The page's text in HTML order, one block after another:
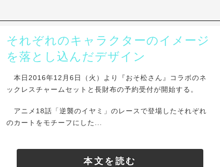
それぞれのキャラクターのイメージ
を落とし込んだデザイン
本日2016年12月6日（火）より『おそ松さん』コラボのネ
ックレスチャームセットと長財布の予約受付が開始する。
アニメ18話「逆襲のイヤミ」のレースで登場したそれぞれ
のカートをモチーフにした...
本文を読む